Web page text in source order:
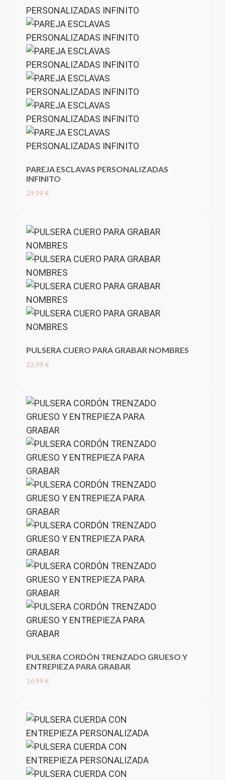
PAREJA ESCLAVAS PERSONALIZADAS
INFINITO
29,99 €
PULSERA CUERO PARA GRABAR NOMBRES
22,99 €
PULSERA CORDÓN TRENZADO GRUESO Y
ENTREPIEZA PARA GRABAR
16,99 €